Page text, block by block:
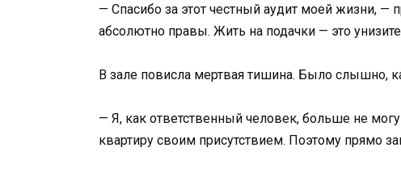
— Спасибо за этот честный аудит моей жизни, —
абсолютно правы. Жить на подачки — это
В зале повисла мертвая тишина. Было слышно,
— Я, как ответственный человек, больше не
квартиру своим присутствием. Поэтому прямо